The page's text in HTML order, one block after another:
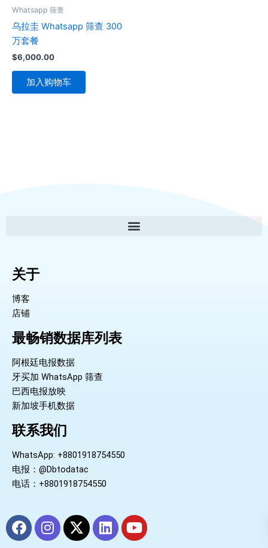
Whatsapp 筛查
乌拉圭 Whatsapp 筛查 300
万套餐
$6,000.00
加入购物车
关于
博客
店铺
最畅销数据库列表
阿根廷电报数据
牙买加 WhatsApp 筛查
巴西电报放映
新加坡手机数据
联系我们
WhatsApp: +8801918754550
电报：@Dbtodatac
电话：+8801918754550
F
a
I
n
X
-
L
i
Y
o